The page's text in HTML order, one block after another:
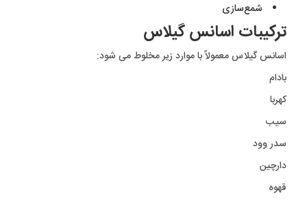
شمع‌سازی
ترکیبات اسانس گیلاس
اسانس گیلاس معمولاً با موارد زیر مخلوط می شود:
بادام
کهربا
سیب
سدر وود
دارچین
قهوه